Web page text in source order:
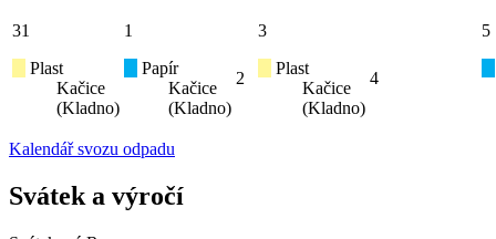
31
Plast
Kačice
(Kladno)
1
Papír
Kačice
(Kladno)
2
3
Plast
Kačice
(Kladno)
4
5
Kalendář svozu odpadu
Svátek a výročí